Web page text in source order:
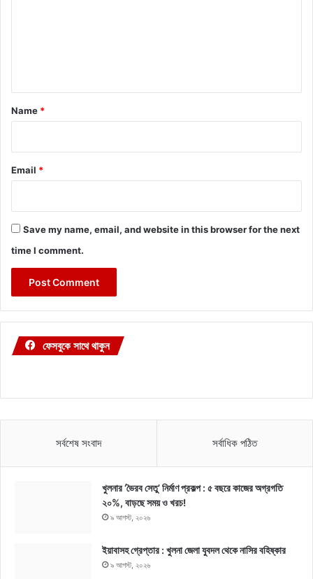
*
Name *
Email *
Save my name, email, and website in this browser for the next
time I comment.
ফেসবুকে সাথে থাকুন
সর্বশেষ সংবাদ সর্বাধিক পঠিত
খুলনার ‘ভৈরব সেতু’ নির্মাণ প্রকল্প : ৫ বছরে কাজের অগ্রগতি
২০%, বাড়ছে সময় ও খরচ!
৯ আগস্ট, ২০২৬
ইয়াবাসহ গ্রেপ্তার : খুলনা জেলা যুবদল থেকে নাসির বহিষ্কার
৯ আগস্ট, ২০২৬